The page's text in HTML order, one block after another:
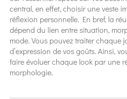
central, en effet, choisir une veste
réflexion personnelle. En bref, la
dépend du lien entre situation,
mode. Vous pouvez traiter chaque
d’expression de vos goûts. Ainsi,
faire évoluer chaque look par une
morphologie.